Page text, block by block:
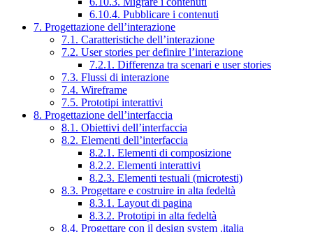
6.10.4. Pubblicare i contenuti
7. Progettazione dell’interazione
7.1. Caratteristiche dell’interazione
7.2. User stories per definire l’interazione
7.2.1. Differenza tra scenari e user stories
7.3. Flussi di interazione
7.4. Wireframe
7.5. Prototipi interattivi
8. Progettazione dell’interfaccia
8.1. Obiettivi dell’interfaccia
8.2. Elementi dell’interfaccia
8.2.1. Elementi di composizione
8.2.2. Elementi interattivi
8.2.3. Elementi testuali (microtesti)
8.3. Progettare e costruire in alta fedeltà
8.3.1. Layout di pagina
8.3.2. Prototipi in alta fedeltà
8.4. Progettare con il design system .italia